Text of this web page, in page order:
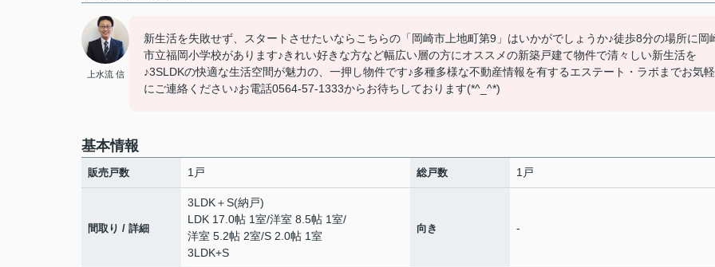
上水流 信
新生活を失敗せず、スタートさせたいならこちらの「岡崎市上地町第9」はいかがでしょうか♪徒歩8分の場所に岡
市立福岡小学校があります♪きれい好きな方など幅広い層の方にオススメの新築戸建て物件で清々しい新生活を
♪3SLDKの快適な生活空間が魅力の、一押し物件です♪多種多様な不動産情報を有するエステート・ラボまでお気軽
にご連絡ください♪お電話0564-57-1333からお待ちしております(*^_^*)
基本情報
販売戸数 1戸 総戸数 1戸
間取り / 詳細
3LDK＋S(納戸)
LDK 17.0帖 1室/洋室 8.5帖 1室/
洋室 5.2帖 2室/S 2.0帖 1室
3LDK+S
向き -